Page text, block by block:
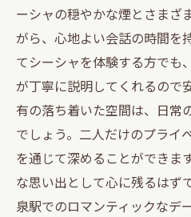
ーシャの穏やかな煙とさまざ
がら、心地よい会話の時間を
てシーシャを体験する方でも
が丁寧に説明してくれるので
有の落ち着いた空間は、日常
でしょう。二人だけのプライ
を通じて深めることができま
な思い出として心に残るはず
泉駅でのロマンティックなデ